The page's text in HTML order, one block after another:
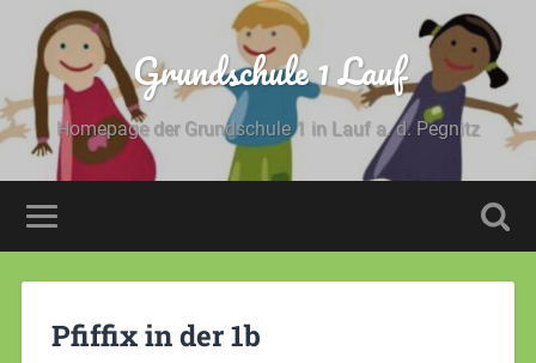
Grundschule 1 Lauf
Homepage der Grundschule 1 in Lauf a. d. Pegnitz
Pfiffix in der 1b